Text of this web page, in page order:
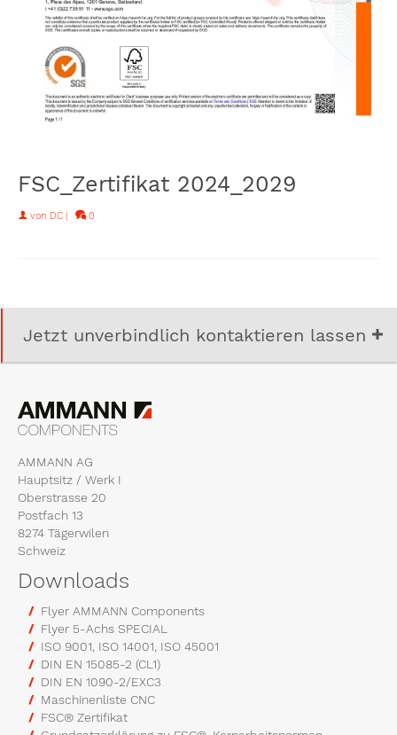
FSC_Zertifikat 2024_2029
von DC | 0
Jetzt unverbindlich kontaktieren lassen
AMMANN AG
Hauptsitz / Werk I
Oberstrasse 20
Postfach 13
8274 Tägerwilen
Schweiz
Downloads
Flyer AMMANN Components
Flyer 5-Achs SPECIAL
ISO 9001, ISO 14001, ISO 45001
DIN EN 15085-2 (CL1)
DIN EN 1090-2/EXC3
Maschinenliste CNC
FSC® Zertifikat